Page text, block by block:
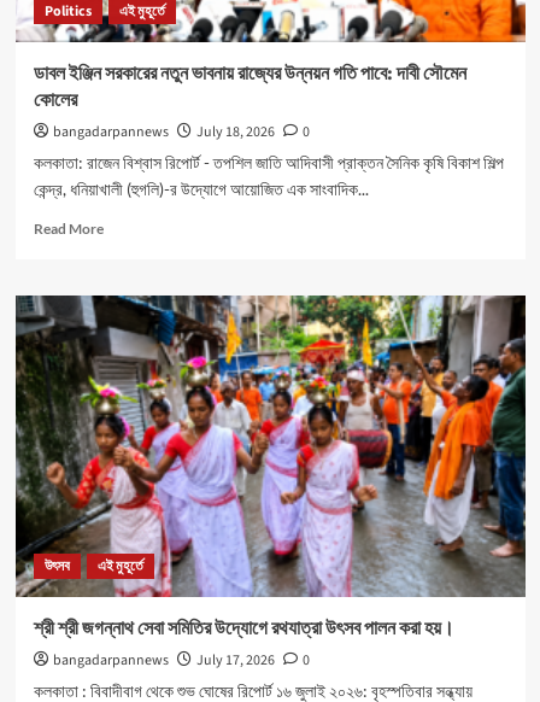
Politics এই মুহূর্তে
ডাবল ইঞ্জিন সরকারের নতুন ভাবনায় রাজ্যের উন্নয়ন গতি পাবে: দাবী সৌমেন
কোলের
bangadarpannews July 18, 2026
0
কলকাতা: রাজেন বিশ্বাস রিপোর্ট - তপশিল জাতি আদিবাসী প্রাক্তন সৈনিক কৃষি বিকাশ শিল্প
কেন্দ্র, ধনিয়াখালী (হুগলি)-র উদ্যোগে আয়োজিত এক সাংবাদিক...
Read MoreRead
ডাবল
সরকারের
নতুন
ভাবনায়
রাজ্যের
উন্নয়ন
গতি
পাবে:
দাবী
সৌমেন
কোলের
উৎসব এই মুহূর্তে
শ্রী শ্রী জগন্নাথ সেবা সমিতির উদ্যোগে রথযাত্রা উৎসব পালন করা হয়।
bangadarpannews July 17, 2026
0
কলকাতা : বিবাদীবাগ থেকে শুভ ঘোষের রিপোর্ট ১৬ জুলাই ২০২৬: বৃহস্পতিবার সন্ধ্যায়